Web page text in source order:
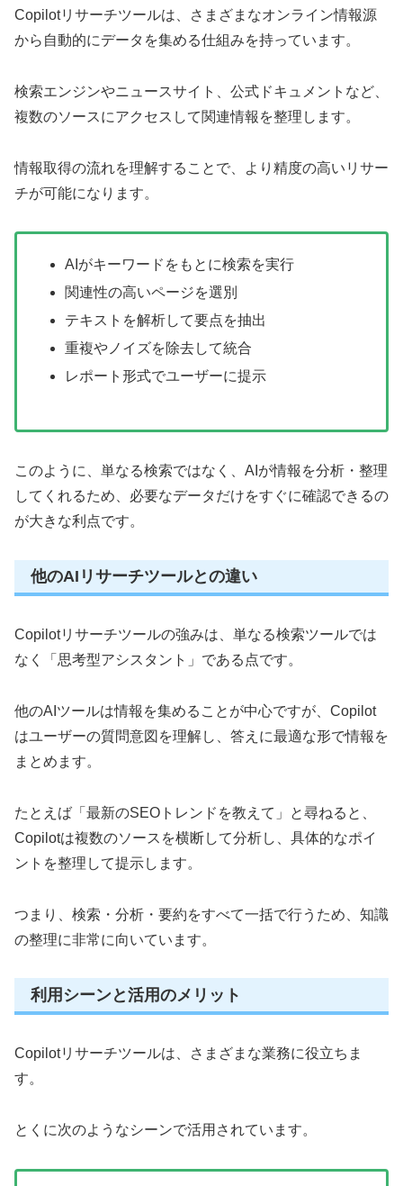
Copilotリサーチツールは、さまざまなオンライン情報源
から自動的にデータを集める仕組みを持っています。
検索エンジンやニュースサイト、公式ドキュメントなど、
複数のソースにアクセスして関連情報を整理します。
情報取得の流れを理解することで、より精度の高いリサー
チが可能になります。
AIがキーワードをもとに検索を実行
関連性の高いページを選別
テキストを解析して要点を抽出
重複やノイズを除去して統合
レポート形式でユーザーに提示
このように、単なる検索ではなく、AIが情報を分析・整理
してくれるため、必要なデータだけをすぐに確認できるの
が大きな利点です。
他のAIリサーチツールとの違い
Copilotリサーチツールの強みは、単なる検索ツールでは
なく「思考型アシスタント」である点です。
他のAIツールは情報を集めることが中心ですが、Copilot
はユーザーの質問意図を理解し、答えに最適な形で情報を
まとめます。
たとえば「最新のSEOトレンドを教えて」と尋ねると、
Copilotは複数のソースを横断して分析し、具体的なポイ
ントを整理して提示します。
つまり、検索・分析・要約をすべて一括で行うため、知識
の整理に非常に向いています。
利用シーンと活用のメリット
Copilotリサーチツールは、さまざまな業務に役立ちま
す。
とくに次のようなシーンで活用されています。